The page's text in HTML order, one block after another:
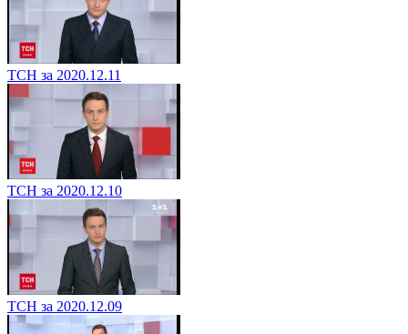
ТСН за 2020.12.11
ТСН за 2020.12.10
ТСН за 2020.12.09